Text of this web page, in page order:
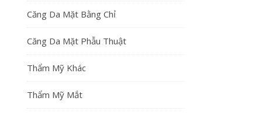
Căng Da Mặt Bằng Chỉ
Căng Da Mặt Phẫu Thuật
Thẩm Mỹ Khác
Thẩm Mỹ Mắt